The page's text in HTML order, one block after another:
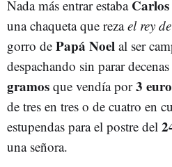
Nada más entrar estaba
una chaqueta que rezael rey
gorro de Papá Noel al ser
despachando sin parar
gramos que vendía por3
de tres en tres o de cuatro en
estupendas para el postre del
una señora.